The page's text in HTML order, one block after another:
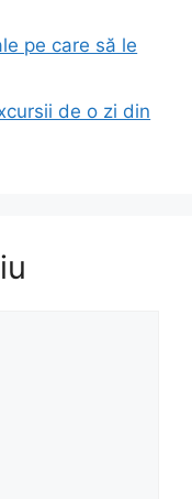
pe care să le
de o zi din